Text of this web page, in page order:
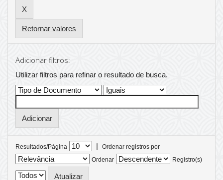
Retornar valores
Adicionar filtros:
Utilizar filtros para refinar o resultado de busca.
Resultados/Página |
Ordenar registros por
Ordenar
Registro(s)